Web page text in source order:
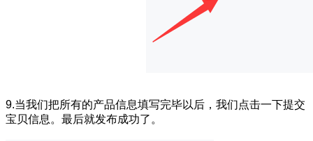
9.当我们把所有的产品信息填写完毕以后，我们点击一下提交
宝贝信息。最后就发布成功了。